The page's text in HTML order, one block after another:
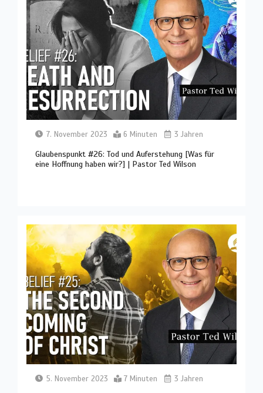
7. November 2023 6 Minuten 3 Jahren
Glaubenspunkt #26: Tod und Auferstehung [Was für
eine Hoffnung haben wir?] | Pastor Ted Wilson
5. November 2023 7 Minuten 3 Jahren